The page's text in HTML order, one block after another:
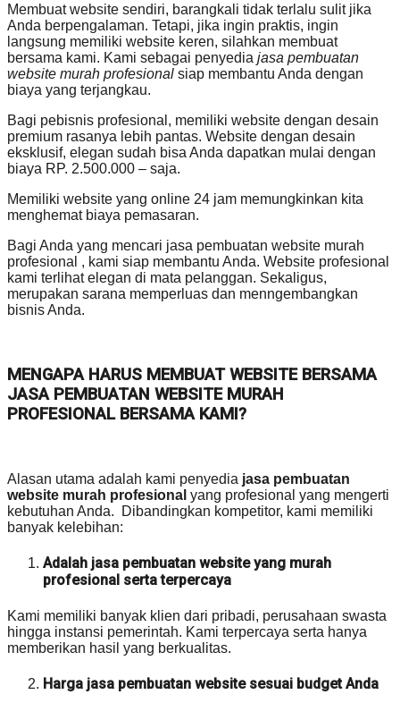
Membuat website sendiri, barangkali tidak terlalu sulit jika
Anda berpengalaman. Tetapi, jika ingin praktis, ingin
langsung memiliki website keren, silahkan membuat
bersama kami. Kami sebagai penyedia jasa pembuatan
website murah profesional siap membantu Anda dengan
biaya yang terjangkau.
Bagi pebisnis profesional, memiliki website dengan desain
premium rasanya lebih pantas. Website dengan desain
eksklusif, elegan sudah bisa Anda dapatkan mulai dengan
biaya RP. 2.500.000 – saja.
Memiliki website yang online 24 jam memungkinkan kita
menghemat biaya pemasaran.
Bagi Anda yang mencari jasa pembuatan website murah
profesional , kami siap membantu Anda. Website profesional
kami terlihat elegan di mata pelanggan. Sekaligus,
merupakan sarana memperluas dan menngembangkan
bisnis Anda.
MENGAPA HARUS MEMBUAT WEBSITE BERSAMA
JASA PEMBUATAN WEBSITE MURAH
PROFESIONAL BERSAMA KAMI?
Alasan utama adalah kami penyedia jasa pembuatan
website murah profesional yang profesional yang mengerti
kebutuhan Anda. Dibandingkan kompetitor, kami memiliki
banyak kelebihan:
Adalah jasa pembuatan website yang murah
profesional serta terpercaya
Kami memiliki banyak klien dari pribadi, perusahaan swasta
hingga instansi pemerintah. Kami terpercaya serta hanya
memberikan hasil yang berkualitas.
Harga jasa pembuatan website sesuai budget Anda